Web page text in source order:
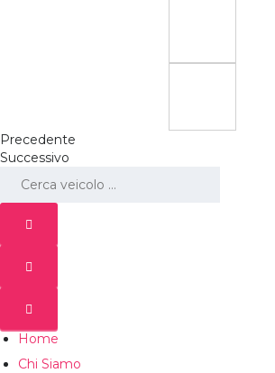
Precedente
Successivo
Home
Chi Siamo